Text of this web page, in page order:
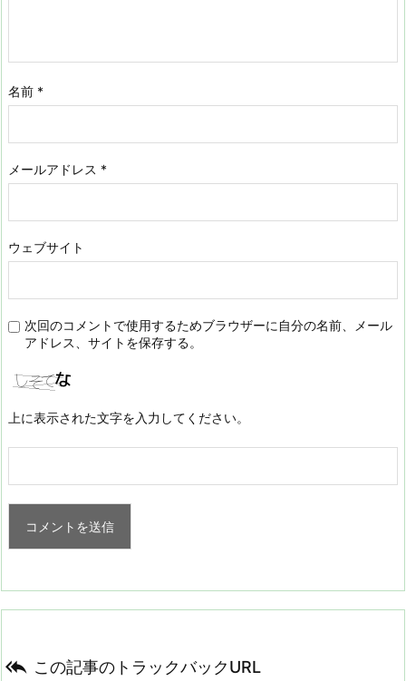
名前 *
メールアドレス *
ウェブサイト
次回のコメントで使用するためブラウザーに自分の名前、メール
アドレス、サイトを保存する。
上に表示された文字を入力してください。
 この記事のトラックバックURL